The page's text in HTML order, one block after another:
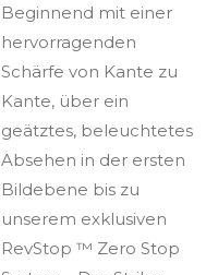
Beginnend mit einer
hervorragenden
Schärfe von Kante zu
Kante, über ein
geätztes, beleuchtetes
Absehen in der ersten
Bildebene bis zu
unserem exklusiven
RevStop ™ Zero Stop